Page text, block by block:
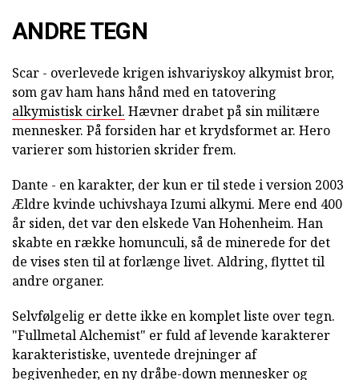
ANDRE TEGN
Scar - overlevede krigen ishvariyskoy alkymist bror,
som gav ham hans hånd med en tatovering
alkymistisk cirkel. Hævner drabet på sin militære
mennesker. På forsiden har et krydsformet ar. Hero
varierer som historien skrider frem.
Dante - en karakter, der kun er til stede i version 2003
Ældre kvinde uchivshaya Izumi alkymi. Mere end 400
år siden, det var den elskede Van Hohenheim. Han
skabte en række homunculi, så de minerede for det
de vises sten til at forlænge livet. Aldring, flyttet til
andre organer.
Selvfølgelig er dette ikke en komplet liste over tegn.
"Fullmetal Alchemist" er fuld af levende karakterer
karakteristiske, uventede drejninger af
begivenheder, en ny dråbe-down mennesker og